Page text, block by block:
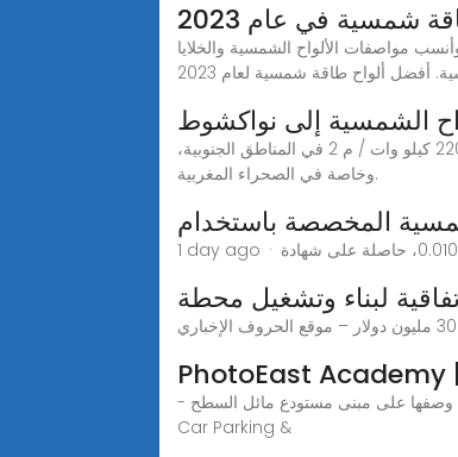
شمسية في عام 2023
مواصفات الألواح الشمسية والخلايا
أفضل ألواح طاقة شمسية لعام 2023
الشمسية إلى نواكشوط
الطاقة الشمسية في المغرب الطاقة الشمسية في المغرب. إمكانات الطاقة الشمسية في المغرب استثنائية! مع قيم إشعاع سنوية تزيد عن 2200 كيلو وات / م 2 في المناطق الجنوبية،
وخاصة في الصحراء المغربية.
المخصصة باستخدام
لبناء وتشغيل محطة
- توزيع الألواح الشمسية وصفها على مبنى مستودع مائل السطح Flush Mounting - Corrogated Sheet - Tilted Rooftop. - توزيع الألواح الشمسية وصفها على موقف سيارات
Car Parking &